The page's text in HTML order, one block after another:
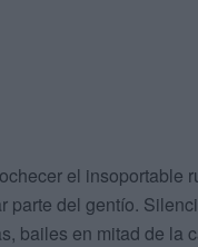
el insoportable
parte del gentío.
bailes en mitad de la